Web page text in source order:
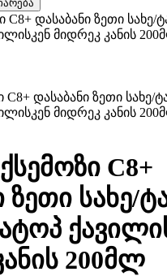
C8+ დასაბანი ზეთი სახე/
მიდრეკ კანის
C8+
ზეთი სახე/
200მლ